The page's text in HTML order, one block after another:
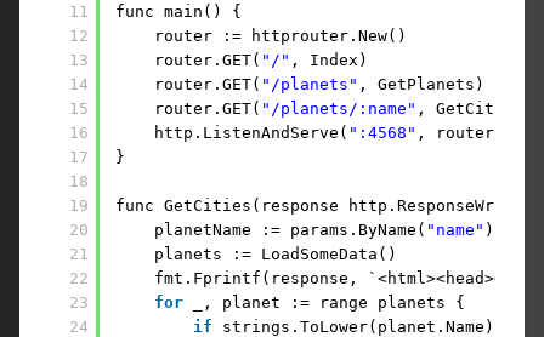
11
12
13
14
15
16
17
18
19
20
21
22
23
24
func main() {
router := httprouter.New()
router.GET( "/" , Index)
router.GET( "/planets" , GetPlanets)
router.GET( "/planets/:name" , GetCities)
http.ListenAndServe( ":4568" , router)
}
func GetCities(response
planetName := params.ByName( "name" )
planets := LoadSomeData()
fmt.Fprintf(response,
for
_, planet := range planets {
if
strings.ToLower(planet.Name) ==